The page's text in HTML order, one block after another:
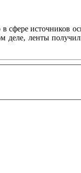
источников
деле, ленты